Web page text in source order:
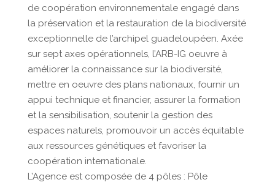
de coopération environnementale engagé dans
la préservation et la restauration de la biodiversité
exceptionnelle de l’archipel guadeloupéen. Axée
sur sept axes opérationnels, l’ARB-IG oeuvre à
améliorer la connaissance sur la biodiversité,
mettre en oeuvre des plans nationaux, fournir un
appui technique et financier, assurer la formation
et la sensibilisation, soutenir la gestion des
espaces naturels, promouvoir un accès équitable
aux ressources génétiques et favoriser la
coopération internationale.
L’Agence est composée de 4 pôles : Pôle